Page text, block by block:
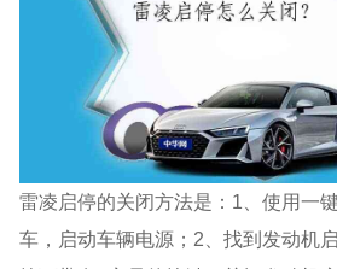
雷凌启停的关闭方法是：1、使用一
车，启动车辆电源；2、找到发动机